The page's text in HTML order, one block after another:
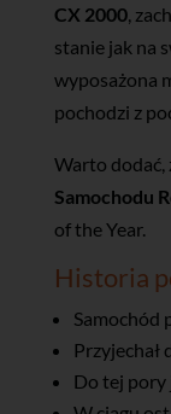
CX 2000,
stanie jak na
wyposażona
pochodzi z
Warto dodać,
Samochodu
of the Year.
Historia
Samochód
Przyjechał
Do tej pory